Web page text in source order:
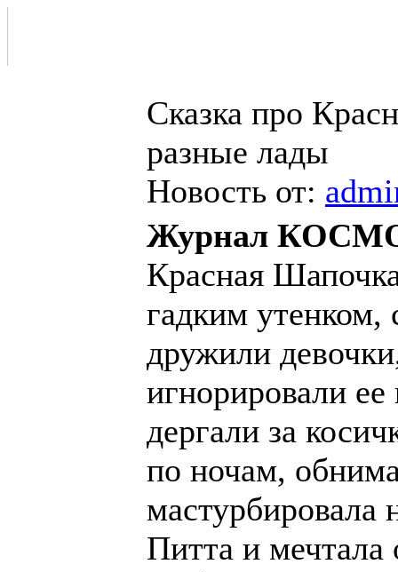
Сказка про
разные лады
Новость от:
Журнал
Красная
гадким утенком,
дружили
игнорировали
дергали за
по ночам,
мастурбировала
Питта и мечтала